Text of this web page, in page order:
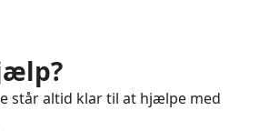
står altid klar til at hjælpe med